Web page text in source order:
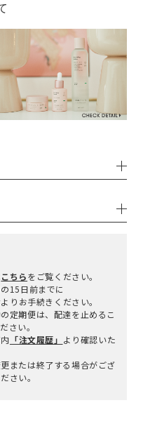
こちらをご覧ください。
15日前までに
りお手続きください。
定期便は、配達を止めるこ
さい。
「注文履歴」 より確認いた
または終了する場合がござ
さい。